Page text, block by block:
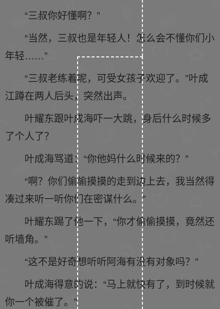
“三叔你好懂啊？”
“当然，三叔也是年轻人！怎么会不懂你们小
年轻……”
“三叔老练着呢，可受女孩子欢迎了。”叶成
江蹲在两人后头，突然出声。
叶耀东跟叶成海吓一大跳，身后什么时候多
了个人了？
叶成海骂道：“你他妈什么时候来的？”
“啊？你们偷偷摸摸的走到边上去，我当然得
凑过来听一听你们在密谋什么。”
叶耀东踢了他一下，“你才偷偷摸摸，竟然还
听墙角。”
“这不是好奇想听听阿海有没有对象吗？”
叶成海得意的说：“马上就快有了，到时候就
你一个被催了。”